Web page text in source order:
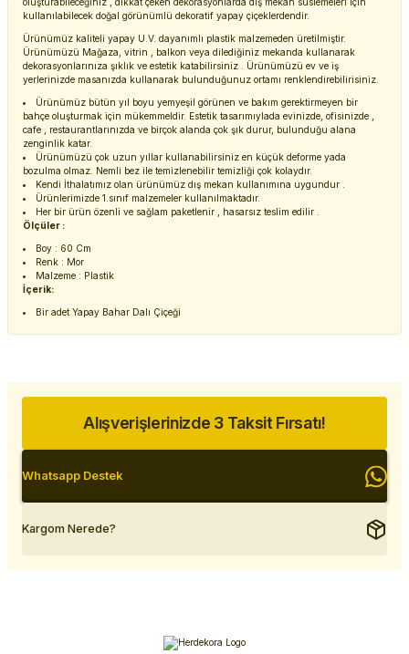
kullanılabilecek doğal görünümlü dekoratif yapay çiçeklerdendir.
Ürünümüz kaliteli yapay U.V. dayanımlı plastik malzemeden üretilmiştir.
Ürünümüzü Mağaza, vitrin , balkon veya dilediğiniz mekanda kullanarak
dekorasyonlarınıza şıklık ve estetik katabilirsiniz . Ürünümüzü ev ve iş
yerlerinizde masanızda kullanarak bulunduğunuz ortamı renklendirebilirisiniz.
Ürünümüz bütün yıl boyu yemyeşil görünen ve bakım gerektirmeyen bir
bahçe oluşturmak için mükemmeldir. Estetik tasarımıylada evinizde, ofisinizde ,
cafe , restaurantlarınızda ve birçok alanda çok şık durur, bulunduğu alana
zenginlik katar.
Ürünümüzü çok uzun yıllar kullanabilirsiniz en küçük deforme yada
bozulma olmaz. Nemli bez ile temizlenebilir temizliği çok kolaydır.
Kendi İthalatımız olan ürünümüz dış mekan kullanımına uygundur .
Ürünlerimizde 1.sınıf malzemeler kullanılmaktadır.
Her bir ürün özenli ve sağlam paketlenir , hasarsız teslim edilir .
Ölçüler :
Boy : 60 Cm
Renk : Mor
Malzeme : Plastik
İçerik:
Bir adet Yapay Bahar Dalı Çiçeği
Alışverişlerinizde 3 Taksit Fırsatı!
Whatsapp Destek
Kargom Nerede?